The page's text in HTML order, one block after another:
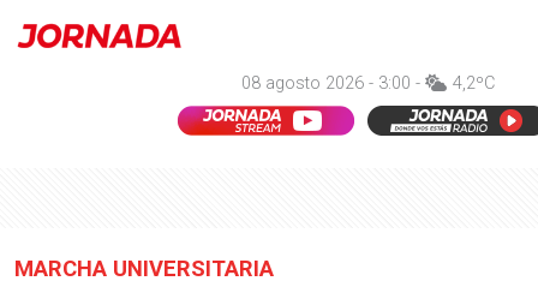
08 agosto 2026 - 3:00 - 4,2ºC
MARCHA UNIVERSITARIA